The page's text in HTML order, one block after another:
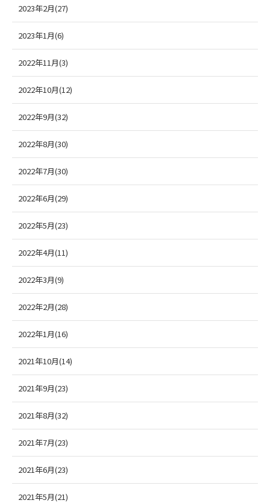
2023年2月(27)
2023年1月(6)
2022年11月(3)
2022年10月(12)
2022年9月(32)
2022年8月(30)
2022年7月(30)
2022年6月(29)
2022年5月(23)
2022年4月(11)
2022年3月(9)
2022年2月(28)
2022年1月(16)
2021年10月(14)
2021年9月(23)
2021年8月(32)
2021年7月(23)
2021年6月(23)
2021年5月(21)